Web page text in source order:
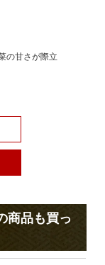
の甘さが際立
商品も買っ